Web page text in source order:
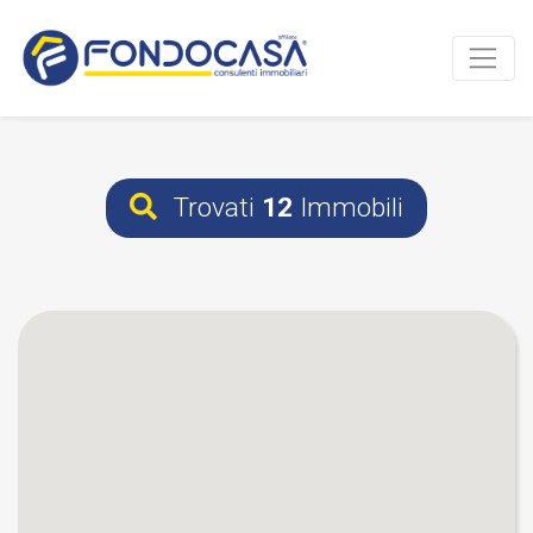
Trovati 12 Immobili